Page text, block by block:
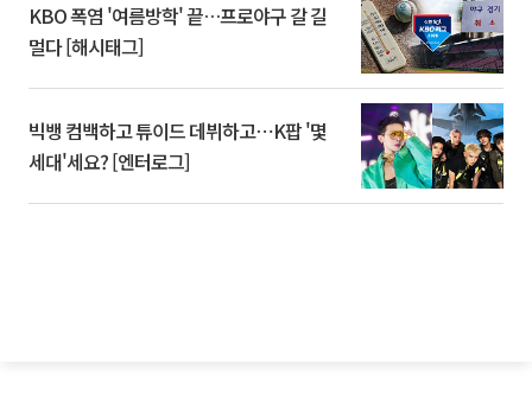
KBO 폭염 '여름방학' 끝…프로야구 갈 길
멀다 [해시태그]
빅뱅 컴백하고 튜이드 데뷔하고⋯K팝 '몇
세대'세요? [엔터로그]